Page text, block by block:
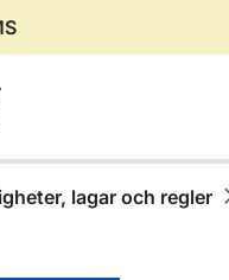
lagar och regler